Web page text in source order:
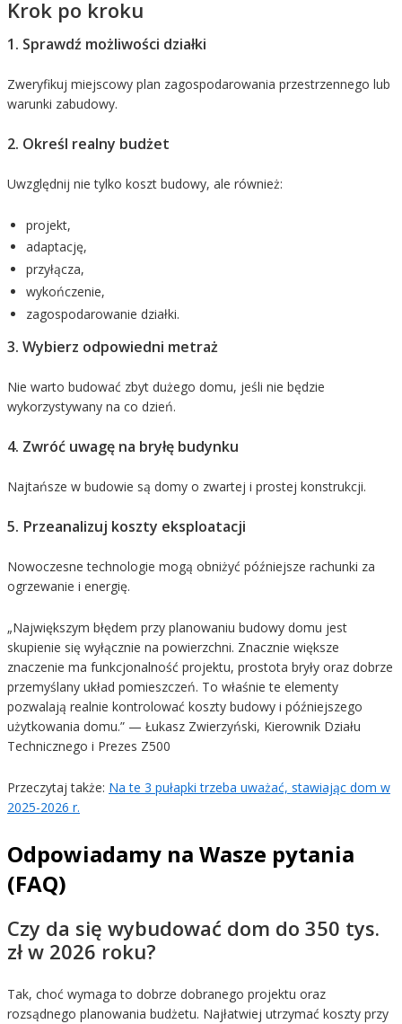
Krok po kroku
1. Sprawdź możliwości działki
Zweryfikuj miejscowy plan zagospodarowania przestrzennego lub
warunki zabudowy.
2. Określ realny budżet
Uwzględnij nie tylko koszt budowy, ale również:
projekt,
adaptację,
przyłącza,
wykończenie,
zagospodarowanie działki.
3. Wybierz odpowiedni metraż
Nie warto budować zbyt dużego domu, jeśli nie będzie
wykorzystywany na co dzień.
4. Zwróć uwagę na bryłę budynku
Najtańsze w budowie są domy o zwartej i prostej konstrukcji.
5. Przeanalizuj koszty eksploatacji
Nowoczesne technologie mogą obniżyć późniejsze rachunki za
ogrzewanie i energię.
„Największym błędem przy planowaniu budowy domu jest
skupienie się wyłącznie na powierzchni. Znacznie większe
znaczenie ma funkcjonalność projektu, prostota bryły oraz dobrze
przemyślany układ pomieszczeń. To właśnie te elementy
pozwalają realnie kontrolować koszty budowy i późniejszego
użytkowania domu.” — Łukasz Zwierzyński, Kierownik Działu
Technicznego i Prezes Z500
Przeczytaj także: Na te 3 pułapki trzeba uważać, stawiając dom w
2025-2026 r.
Odpowiadamy na Wasze pytania
(FAQ)
Czy da się wybudować dom do 350 tys.
zł w 2026 roku?
Tak, choć wymaga to dobrze dobranego projektu oraz
rozsądnego planowania budżetu. Najłatwiej utrzymać koszty przy